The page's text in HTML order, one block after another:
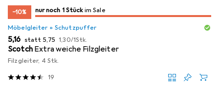
−10% noch 1 Stückim Sale
nur noch 1 Stück im Sale
Möbelgleiter + Schutzpuffer
EUR
5,16 statt EUR
5,75 EUR
1,30/1Stk.
Scotch Extra weiche Filzgleiter
Filzgleiter, 4 Stk.
19